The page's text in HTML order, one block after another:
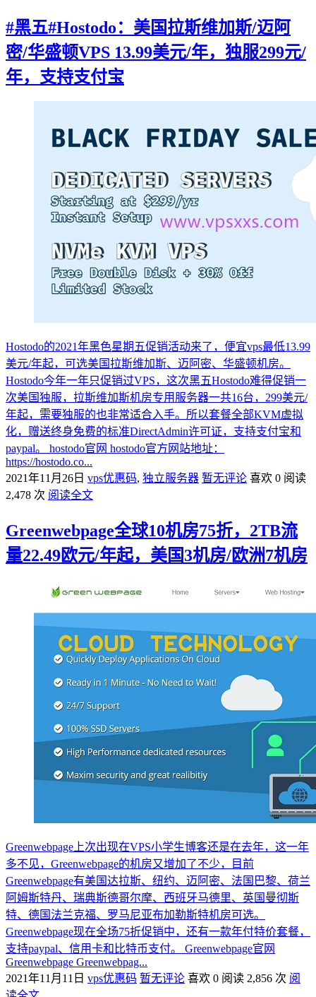
#黑五#Hostodo：美国拉斯维加斯/迈阿
密/华盛顿VPS 13.99美元/年，独服299元/
年，支持支付宝
Hostodo的2021年黑色星期五促销活动来了，便宜vps最低13.99
美元/年起，可选美国拉斯维加斯、迈阿密、华盛顿机房。
Hostodo今年一年只促销过VPS，这次黑五Hostodo难得促销一
次美国独服，拉斯维加斯机房专用服务器一共16台，299美元/
年起，需要独服的也非常适合入手。所以套餐全部KVM虚拟
化，赠送终身免费的标准DirectAdmin许可证，支持支付宝和
paypal。 hostodo官网 hostodo官方网站地址：
https://hostodo.co...
2021年11月26日 vps优惠码, 独立服务器 暂无评论 喜欢 0 阅读
2,478 次 阅读全文
Greenwebpage全球10机房75折，2TB流
量22.49欧元/年起，美国3机房/欧洲7机房
Greenwebpage上次出现在VPS小学生博客还是在去年，这一年
多不见，Greenwebpage的机房又增加了不少，目前
Greenwebpage有美国达拉斯、纽约、迈阿密、法国巴黎、荷兰
阿姆斯特丹、瑞典斯德哥尔摩、西班牙马德里、英国曼彻斯
特、德国法兰克福、罗马尼亚布加勒斯特机房可选。
Greenwebpage现在全场75折促销中，还有一款年付特价套餐，
支持paypal、信用卡和比特币支付。 Greenwebpage官网
Greenwebpage Greenwebpag...
2021年11月11日 vps优惠码 暂无评论 喜欢 0 阅读 2,856 次 阅